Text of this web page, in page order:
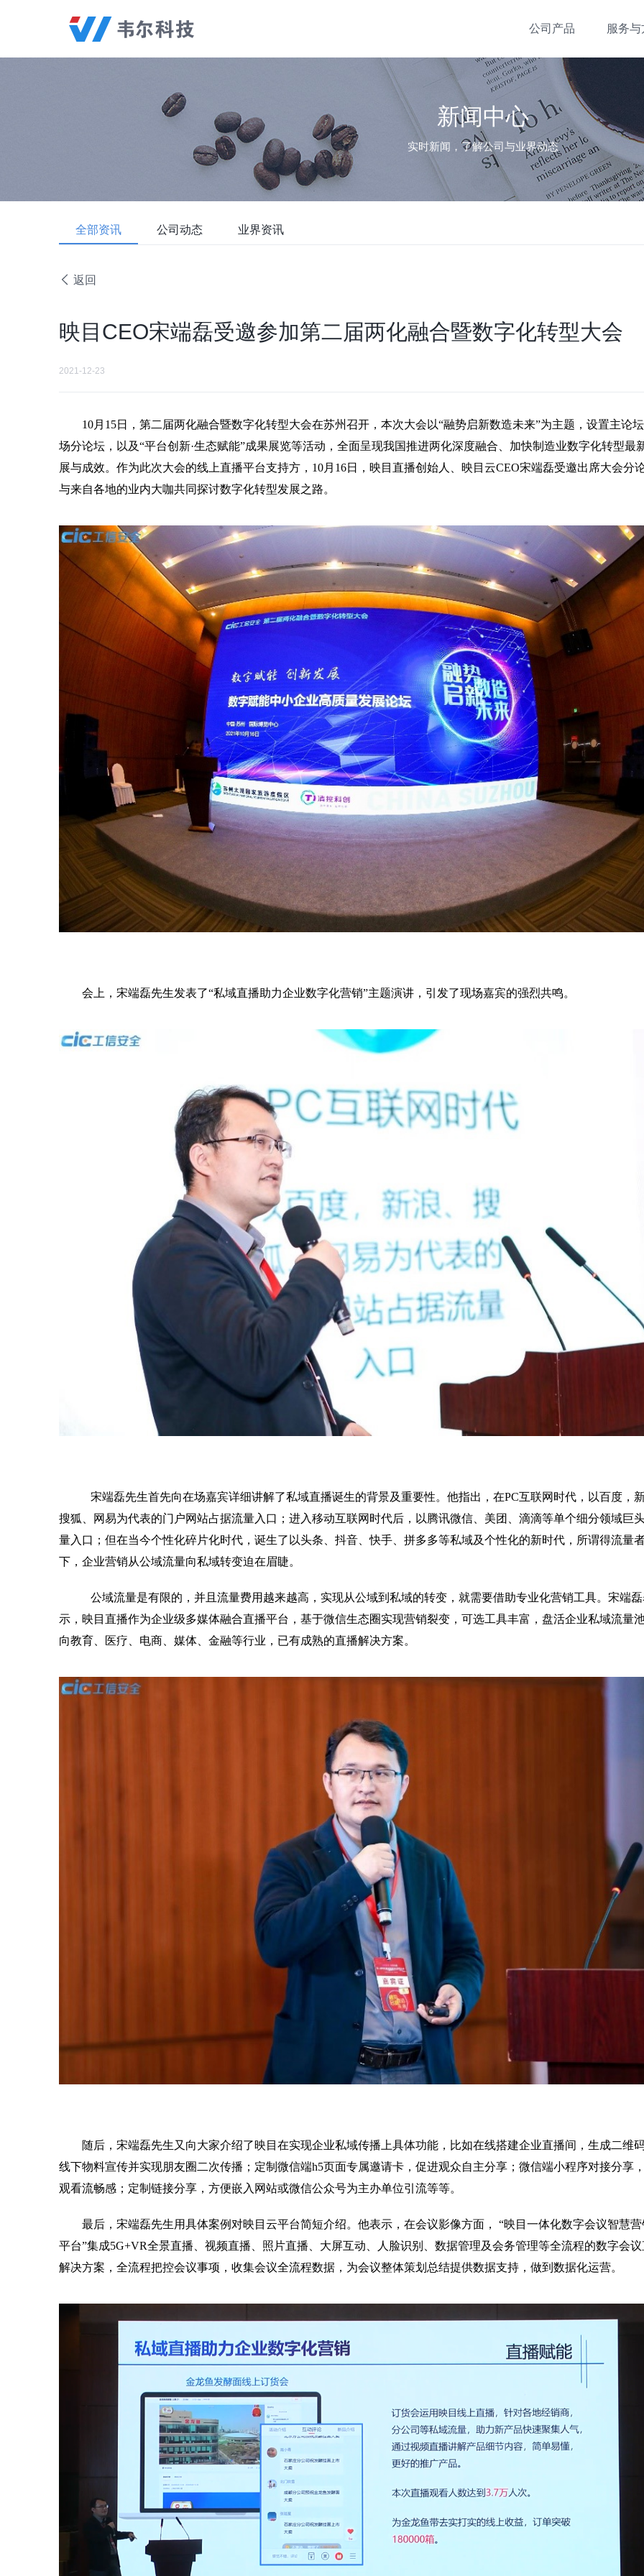
公司产品 服务与
新闻中心
实时新闻，了解公司与业界动态
全部资讯 公司动态 业界资讯
返回
映目CEO宋端磊受邀参加第二届两化融合暨数字化转型大会
2021-12-23
10月 15日，第二届两化融合暨数字化转型大会在苏州召开，本次大会以“融势启新数造未来”为主题，设置主论
场分论坛，以及“平台创新·生态赋能”成果展览等活动，全面呈现我国推进两化深度融合、加快制造业数字化转型最
展与成效。作为此次大会的线上直播平台支持方， 10月 16日，映目直播创始人、映目云CEO宋端磊受邀出席大会分
与来自各地的业内大咖共同探讨数字化转型发展之路。
会上，宋端磊先生发表了“私域直播助力企业数字化营销”主题演讲，引发了现场嘉宾的强烈共鸣。
宋端磊先生首先向在场嘉宾详细讲解了私域直播诞生的背景及重要性。他指出，在PC互联网时代，以百度，
搜狐、网易为代表的门户网站占据流量入口；进入移动互联网时代后，以腾讯微信、美团、滴滴等单个细分领域巨
量入口；但在当今个性化碎片化时代，诞生了以头条、抖音、快手、拼多多等私域及个性化的新时代，所谓得流量
下，企业营销从公域流量向私域转变迫在眉睫。
公域流量是有限的，并且流量费用越来越高，实现从公域到私域的转变，就需要借助专业化营销工具。宋端
示，映目直播作为企业级多媒体融合直播平台，基于微信生态圈实现营销裂变，可选工具丰富，盘活企业私域流量
向教育、医疗、电商、媒体、金融等行业，已有成熟的直播解决方案。
随后，宋端磊先生又向大家介绍了映目在实现企业私域传播上具体功能，比如在线搭建企业直播间，生成二维
线下物料宣传并实现朋友圈二次传播；定制微信端h5页面专属邀请卡，促进观众自主分享；微信端小程序对接分享
观看流畅感；定制链接分享，方便嵌入网站或微信公众号为主办单位引流等等。
最后，宋端磊先生用具体案例对映目云平台简短介绍。他表示，在会议影像方面， “映目一体化数字会议智慧
平台”集成5G+VR全景直播、视频直播、照片直播、大屏互动、人脸识别、数据管理及会务管理等全流程的数字会
解决方案，全流程把控会议事项，收集会议全流程数据，为会议整体策划总结提供数据支持，做到数据化运营。